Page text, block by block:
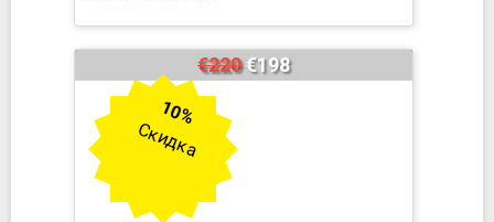
€220€198
10%
Скидка